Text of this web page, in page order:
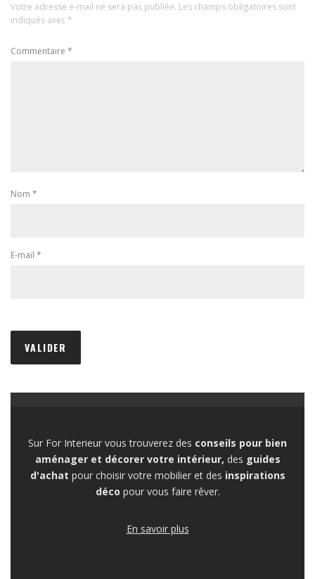
Votre adresse e-mail ne sera pas publiée. Les champs obligatoires sont
indiqués avec *
Commentaire *
Nom *
E-mail *
Sur For Interieur vous trouverez des conseils pour bien
aménager et décorer votre intérieur, des guides
d'achat pour choisir votre mobilier et des inspirations
déco pour vous faire rêver.
En savoir plus